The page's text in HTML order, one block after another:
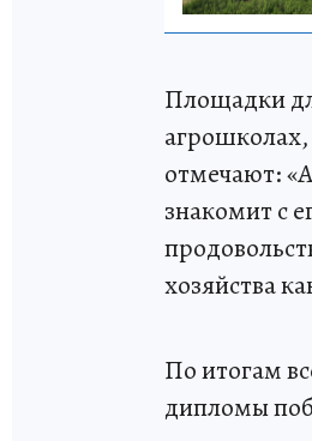
Площадки
отмечают:
знакомит с
хозяйства
По итогам
дипломы